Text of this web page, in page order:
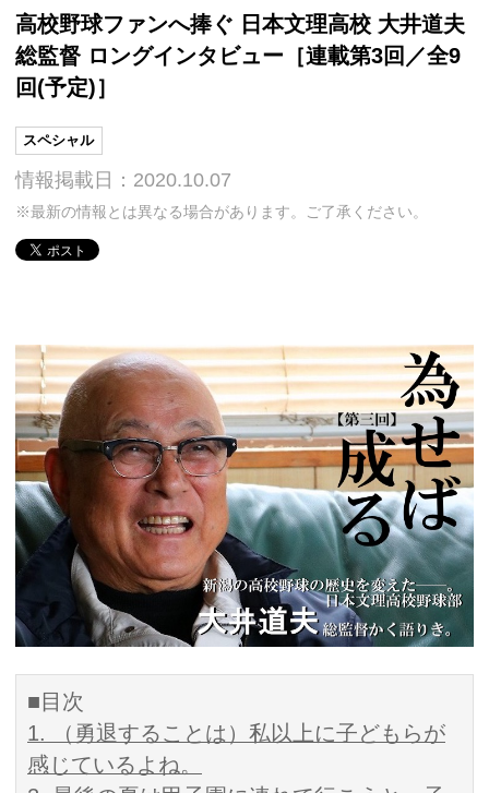
高校野球ファンへ捧ぐ 日本文理高校 大井道夫
総監督 ロングインタビュー［連載第3回／全9
回(予定)］
スペシャル
情報掲載日：2020.10.07
※最新の情報とは異なる場合があります。ご了承ください。
■目次
1. （勇退することは）私以上に子どもらが
感じているよね。